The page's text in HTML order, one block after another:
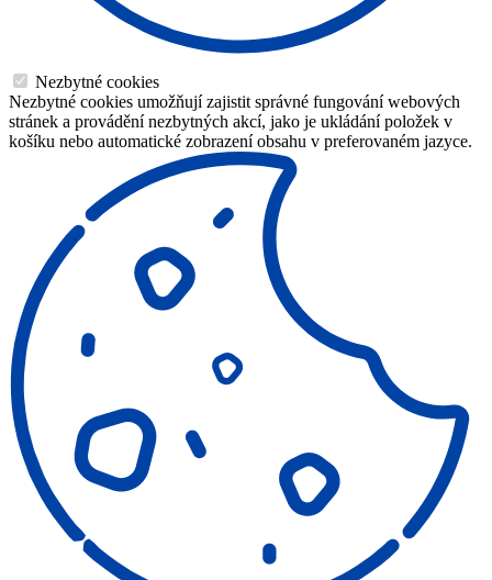
Nezbytné cookies
Nezbytné cookies umožňují zajistit správné fungování webových
stránek a provádění nezbytných akcí, jako je ukládání položek v
košíku nebo automatické zobrazení obsahu v preferovaném jazyce.